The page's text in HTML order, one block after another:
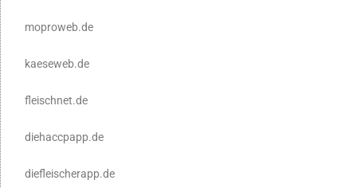
moproweb.de
kaeseweb.de
fleischnet.de
diehaccpapp.de
diefleischerapp.de